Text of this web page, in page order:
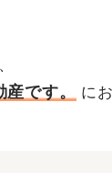
です。 に